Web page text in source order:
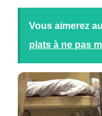
Vous aimerez
plats à ne pas